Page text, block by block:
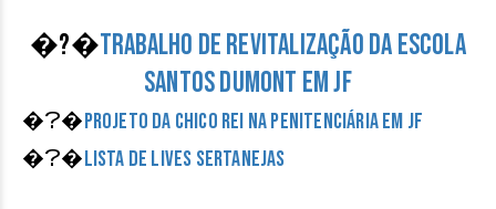
�?�Trabalho de revitalização da escola
Santos Dumont em JF
�?�Projeto da Chico Rei na Penitenciária em JF
�?�Lista de lives sertanejas